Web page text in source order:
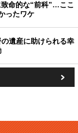
命的な“前科”…ここ
ったワケ
遺産に助けられる幸